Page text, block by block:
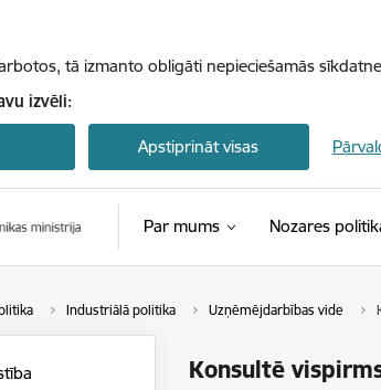
tā izmanto obligāti nepieciešamās
izvēli:
Apstiprināt visas
Par mums Nozares
Industriālā politika Uzņēmējdarbības vide
Konsultē